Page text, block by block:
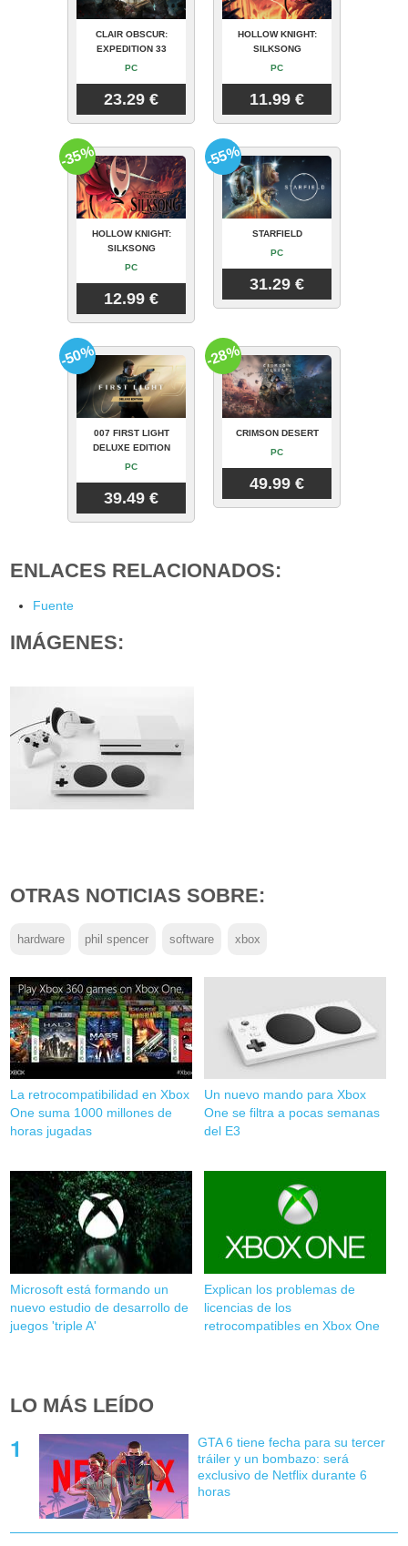
CLAIR OBSCUR:
EXPEDITION 33
PC
23.29 €
HOLLOW KNIGHT:
SILKSONG
PC
11.99 €
HOLLOW KNIGHT:
SILKSONG
PC
12.99 €
-35%
STARFIELD
PC
31.29 €
-55%
007 FIRST LIGHT
DELUXE EDITION
PC
39.49 €
-50%
CRIMSON DESERT
PC
49.99 €
-28%
ENLACES RELACIONADOS:
Fuente
IMÁGENES:
OTRAS NOTICIAS SOBRE:
hardware phil spencer software xbox
La retrocompatibilidad en Xbox
One suma 1000 millones de
horas jugadas
Un nuevo mando para Xbox
One se filtra a pocas semanas
del E3
Microsoft está formando un
nuevo estudio de desarrollo de
juegos 'triple A'
Explican los problemas de
licencias de los
retrocompatibles en Xbox One
LO MÁS LEÍDO
GTA 6 tiene fecha para su tercer
tráiler y un bombazo: será
exclusivo de Netflix durante 6
horas